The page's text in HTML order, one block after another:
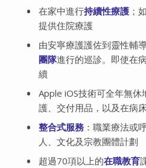
在家中進行持續性療護 ；
提供住院療護
由安寧療護護佐到靈性輔
團隊進行的巡診。即使在
續
Apple iOS技術可全年無
護、交付用品，以及在病
整合式服務 ：職業療法或
人、文化及宗教團體計劃
超過70項以上的在職教育